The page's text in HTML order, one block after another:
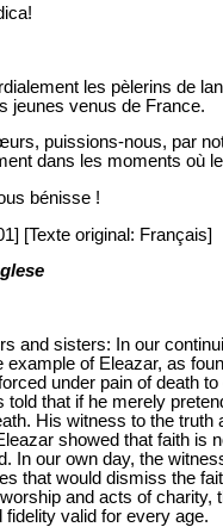
les pèlerins de
jeunes venus de France.
puissions-nous, par
dans les moments où
bénisse !
[Texte original: Français]
and sisters: In our
example of Eleazar, as
under pain of death
told that if he merely
His witness to the
showed that faith is
In our own day, the
that would dismiss the
and acts of charity,
fidelity valid for every age.